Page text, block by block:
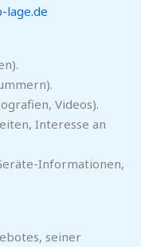
lage.de
Videos).
Interesse an
Informationen,
seiner